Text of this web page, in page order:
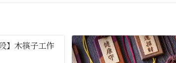
】木筷子工作